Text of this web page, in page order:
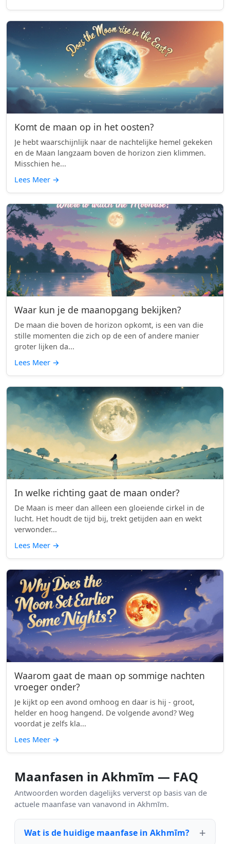
Komt de maan op in het oosten?
Je hebt waarschijnlijk naar de nachtelijke hemel gekeken
en de Maan langzaam boven de horizon zien klimmen.
Misschien he...
Lees Meer →
Waar kun je de maanopgang bekijken?
De maan die boven de horizon opkomt, is een van die
stille momenten die zich op de een of andere manier
groter lijken da...
Lees Meer →
In welke richting gaat de maan onder?
De Maan is meer dan alleen een gloeiende cirkel in de
lucht. Het houdt de tijd bij, trekt getijden aan en wekt
verwonder...
Lees Meer →
Waarom gaat de maan op sommige nachten
vroeger onder?
Je kijkt op een avond omhoog en daar is hij - groot,
helder en hoog hangend. De volgende avond? Weg
voordat je zelfs kla...
Lees Meer →
Maanfasen in Akhmīm — FAQ
Antwoorden worden dagelijks ververst op basis van de
actuele maanfase van vanavond in Akhmīm.
Wat is de huidige maanfase in Akhmīm?